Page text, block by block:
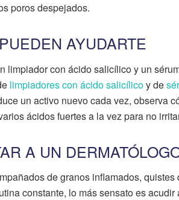
poros despejados.
AYUDARTE
limpiador con ácido salicílico y un
limpiadores con ácido salicílicoy de
un activo nuevo cada vez, observa
ácidos fuertes a la vez para no
A UN
de granos inflamados,
constante, lo más sensato es